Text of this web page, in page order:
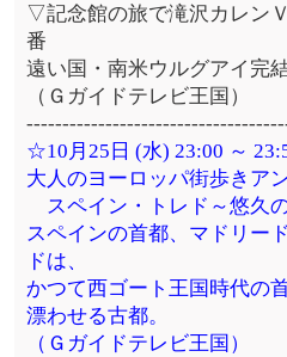
▽記念館の旅で滝沢カレン
番
遠い国・南米ウルグアイ完
（Ｇガイドテレビ王国）
☆10月25日 (水) 23:00 ～
大人のヨーロッパ街歩きア
スペイン・トレド～悠久
スペインの首都、マドリー
ドは、
かつて西ゴート王国時代の
漂わせる古都。
（Ｇガイドテレビ王国）